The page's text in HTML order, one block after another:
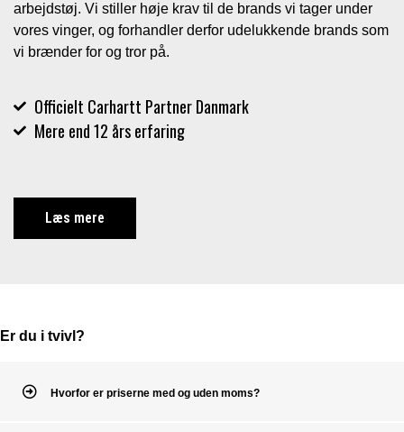
arbejdstøj. Vi stiller høje krav til de brands vi tager under
vores vinger, og forhandler derfor udelukkende brands som
vi brænder for og tror på.
Officielt Carhartt Partner Danmark
Mere end 12 års erfaring
Læs mere
Er du i tvivl?
Hvorfor er priserne med og uden moms?